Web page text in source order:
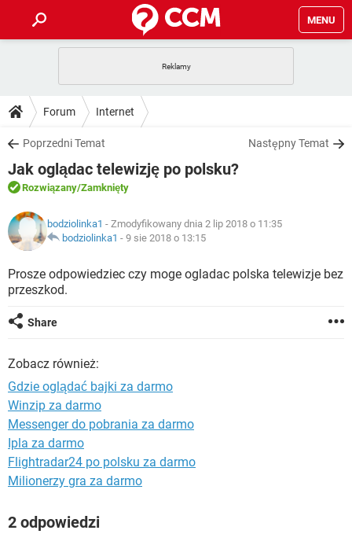
MENU
GRY
SPOTIFY
INSTAGRAM FACEBOOK
WINDOWS 10
PORADY
PlayStation
SPOTIFY
INSTAGRAM
WINDOWS 10
DO POBRANIA
ANDROID TIKTOK
GRY
IOS NETFLIX
INSTAGRAM
WINDOWS 10
FORUM
COVID-19
GRY WHATSAPP
INSTAGRAM
WINDOWS 10
ARTYKUŁY
COVID-19
GRY WHATSAPP
INSTAGRAM
WINDOWS 10
Forum Internet
Poprzedni Temat Następny Temat
Jak oglądac telewizję po polsku?
Rozwiązany/Zamknięty
bodziolinka1 - Zmodyfikowany dnia 2 lip 2018 o 11:35
bodziolinka1 - 9 sie 2018 o 13:15
Prosze odpowiedziec czy moge ogladac polska telewizje bez
przeszkod.
Share
Zobacz również:
Gdzie oglądać bajki za darmo
Winzip za darmo
Messenger do pobrania za darmo
Ipla za darmo
Flightradar24 po polsku za darmo
Milionerzy gra za darmo
2 odpowiedzi